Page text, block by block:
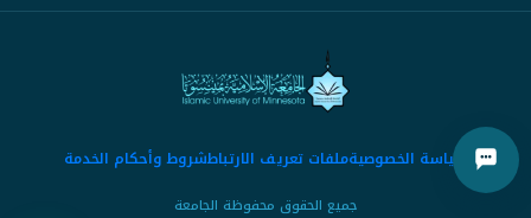
سياسة الخصوصيةملفات تعريف الارتباطشروط وأحكام الخدمة
جميع الحقوق محفوظة الجامعة